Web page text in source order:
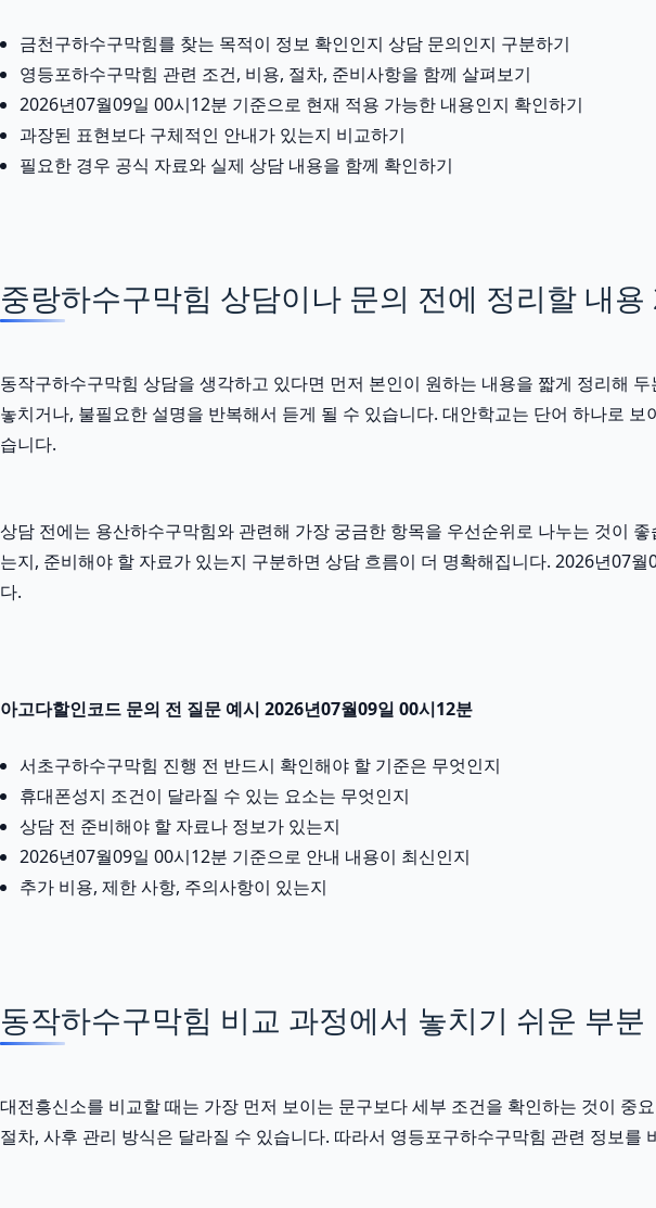
금천구하수구막힘를 찾는 목적이 정보 확인인지 상담 문의인지 구분하기
영등포하수구막힘 관련 조건, 비용, 절차, 준비사항을 함께 살펴보기
2026년07월09일 00시12분 기준으로 현재 적용 가능한 내용인지 확인하기
과장된 표현보다 구체적인 안내가 있는지 비교하기
필요한 경우 공식 자료와 실제 상담 내용을 함께 확인하기
중랑하수구막힘 상담이나 문의 전에 정리할 내
동작구하수구막힘 상담을 생각하고 있다면 먼저 본인이 원하는 내용을 짧게 정리해
놓치거나, 불필요한 설명을 반복해서 듣게 될 수 있습니다. 대안학교는 단어 하나로
습니다.
상담 전에는 용산하수구막힘와 관련해 가장 궁금한 항목을 우선순위로 나누는 것이
는지, 준비해야 할 자료가 있는지 구분하면 상담 흐름이 더 명확해집니다. 2026년07
다.
아고다할인코드 문의 전 질문 예시 2026년07월09일 00시12분
서초구하수구막힘 진행 전 반드시 확인해야 할 기준은 무엇인지
휴대폰성지 조건이 달라질 수 있는 요소는 무엇인지
상담 전 준비해야 할 자료나 정보가 있는지
2026년07월09일 00시12분 기준으로 안내 내용이 최신인지
추가 비용, 제한 사항, 주의사항이 있는지
동작하수구막힘 비교 과정에서 놓치기 쉬운 부분
대전흥신소를 비교할 때는 가장 먼저 보이는 문구보다 세부 조건을 확인하는 것이 중
절차, 사후 관리 방식은 달라질 수 있습니다. 따라서 영등포구하수구막힘 관련 정보